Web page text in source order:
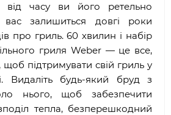
часу ви його ретельно
залишиться довгі роки
про гриль. 60 хвилин і набір
гриля Weber — це все,
підтримувати свій гриль у
Видаліть будь-який бруд з
нього, щоб забезпечити
тепла, безперешкодний